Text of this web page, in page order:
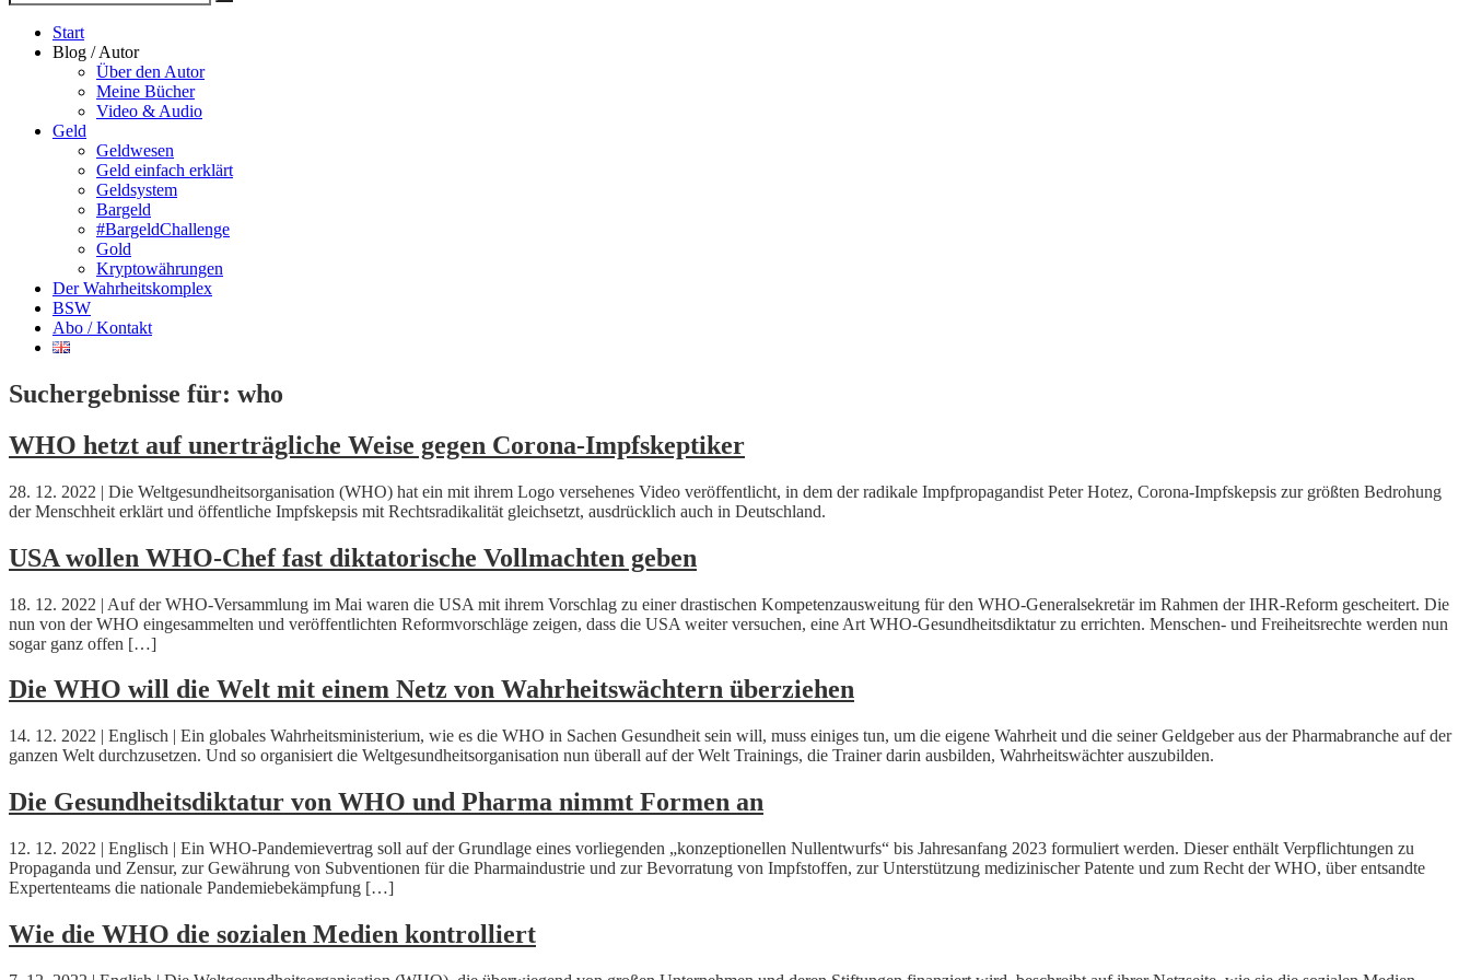
nach
Suche
Start
Blog / Autor
Über den Autor
Meine Bücher
Video & Audio
Geld
Geldwesen
Geld einfach erklärt
Geldsystem
Bargeld
#BargeldChallenge
Gold
Kryptowährungen
Der Wahrheitskomplex
BSW
Abo / Kontakt
Suchergebnisse für: who
WHO hetzt auf unerträgliche Weise gegen Corona-Impfskeptiker
28. 12. 2022 | Die Weltgesundheitsorganisation (WHO) hat ein mit ihrem Logo versehenes Video veröffentlicht, in dem der radikale Impfpropagandist Peter Hotez, Corona-Impfskepsis zur größten Bedrohung
der Menschheit erklärt und öffentliche Impfskepsis mit Rechtsradikalität gleichsetzt, ausdrücklich auch in Deutschland.
USA wollen WHO-Chef fast diktatorische Vollmachten geben
18. 12. 2022 | Auf der WHO-Versammlung im Mai waren die USA mit ihrem Vorschlag zu einer drastischen Kompetenzausweitung für den WHO-Generalsekretär im Rahmen der IHR-Reform gescheitert. Die
nun von der WHO eingesammelten und veröffentlichten Reformvorschläge zeigen, dass die USA weiter versuchen, eine Art WHO-Gesundheitsdiktatur zu errichten. Menschen- und Freiheitsrechte werden nun
sogar ganz offen […]
Die WHO will die Welt mit einem Netz von Wahrheitswächtern überziehen
14. 12. 2022 | Englisch | Ein globales Wahrheitsministerium, wie es die WHO in Sachen Gesundheit sein will, muss einiges tun, um die eigene Wahrheit und die seiner Geldgeber aus der Pharmabranche auf der
ganzen Welt durchzusetzen. Und so organisiert die Weltgesundheitsorganisation nun überall auf der Welt Trainings, die Trainer darin ausbilden, Wahrheitswächter auszubilden.
Die Gesundheitsdiktatur von WHO und Pharma nimmt Formen an
12. 12. 2022 | Englisch | Ein WHO-Pandemievertrag soll auf der Grundlage eines vorliegenden „konzeptionellen Nullentwurfs“ bis Jahresanfang 2023 formuliert werden. Dieser enthält Verpflichtungen zu
Propaganda und Zensur, zur Gewährung von Subventionen für die Pharmaindustrie und zur Bevorratung von Impfstoffen, zur Unterstützung medizinischer Patente und zum Recht der WHO, über entsandte
Expertenteams die nationale Pandemiebekämpfung […]
Wie die WHO die sozialen Medien kontrolliert